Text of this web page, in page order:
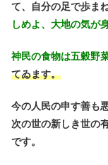
て、自分の足で歩ま
しめよ、大地の気が
神民の食物は五穀野
てゐます。
今の人民の申す善も
次の世の新しき世の
です。